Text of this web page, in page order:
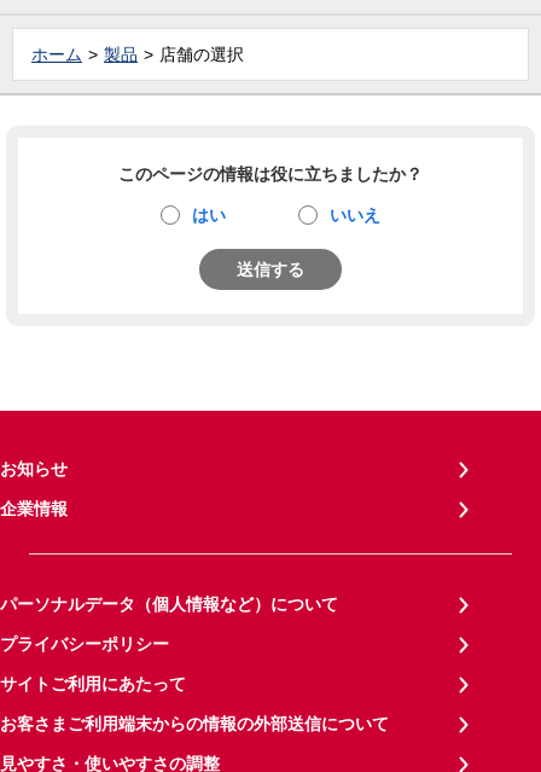
ホーム 製品 店舗の選択
このページの情報は役に立ちましたか？
はい いいえ
送信する
お知らせ
企業情報
パーソナルデータ（個人情報など）について
プライバシーポリシー
サイトご利用にあたって
お客さまご利用端末からの情報の外部送信について
見やすさ・使いやすさの調整